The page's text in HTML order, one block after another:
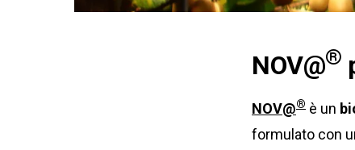
NOV@®
NOV@® è un
formulato con